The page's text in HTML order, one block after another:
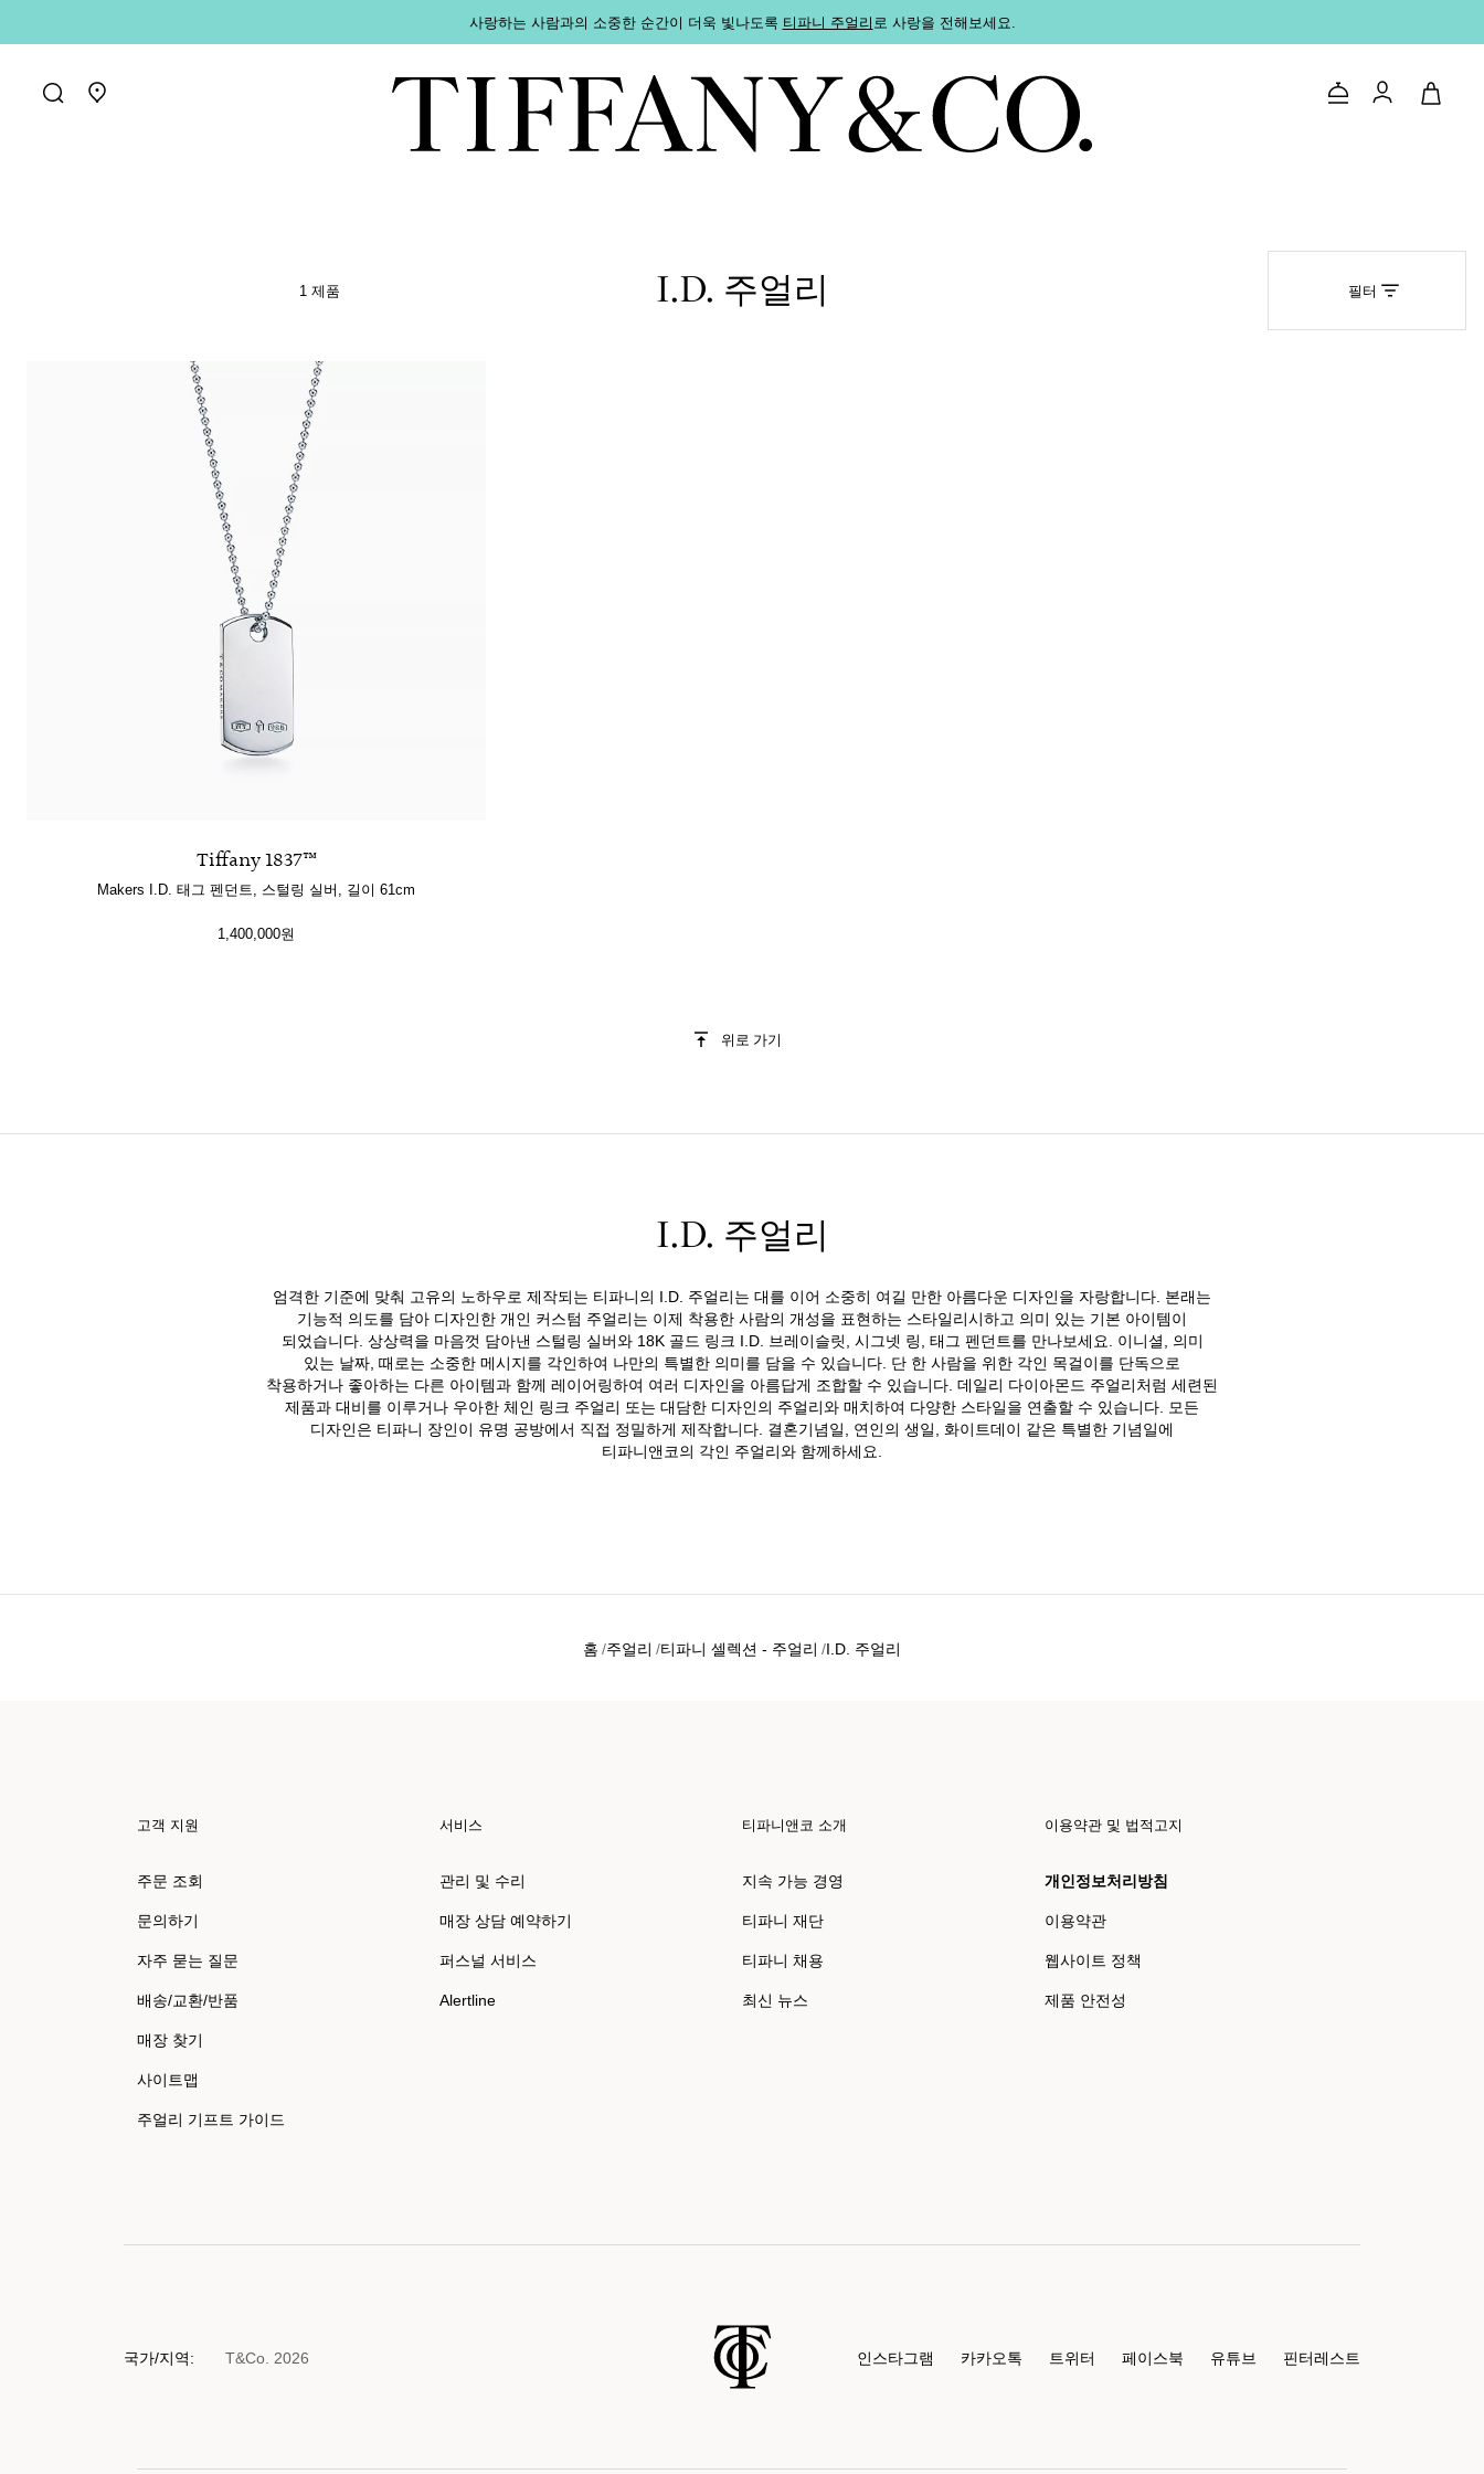
사랑하는 사람과의 소중한 순간이 더욱 빛나도록 티파니 주얼리로 사랑을 전해보세요.
매장 찾기로 가기 문의하기로그인
티파니 식스틴 스톤
티파니 다이아몬드 전문가와의
1 제품 I.D. 주얼리 필터
Tiffany 1837™
Makers I.D. 태그 펜던트, 스털링 실버, 길이 61cm
1,400,000원
위로 가기
I.D. 주얼리
엄격한 기준에 맞춰 고유의 노하우로 제작되는 티파니의 I.D. 주얼리는 대를 이어 소중히 여길 만한 아름다운 디자인을 자랑합니다. 본래는
기능적 의도를 담아 디자인한 개인 커스텀 주얼리는 이제 착용한 사람의 개성을 표현하는 스타일리시하고 의미 있는 기본 아이템이
되었습니다. 상상력을 마음껏 담아낸 스털링 실버와 18K 골드 링크 I.D. 브레이슬릿, 시그넷 링, 태그 펜던트를 만나보세요. 이니셜, 의미
있는 날짜, 때로는 소중한 메시지를 각인하여 나만의 특별한 의미를 담을 수 있습니다. 단 한 사람을 위한 각인 목걸이를 단독으로
착용하거나 좋아하는 다른 아이템과 함께 레이어링하여 여러 디자인을 아름답게 조합할 수 있습니다. 데일리 다이아몬드 주얼리처럼 세련된
제품과 대비를 이루거나 우아한 체인 링크 주얼리 또는 대담한 디자인의 주얼리와 매치하여 다양한 스타일을 연출할 수 있습니다. 모든
디자인은 티파니 장인이 유명 공방에서 직접 정밀하게 제작합니다. 결혼기념일, 연인의 생일, 화이트데이 같은 특별한 기념일에
티파니앤코의 각인 주얼리와 함께하세요.
홈 주얼리 티파니 셀렉션 - 주얼리 I.D. 주얼리
고객 지원
주문 조회
문의하기
자주 묻는 질문
배송/교환/반품
매장 찾기
사이트맵
주얼리 기프트 가이드
서비스
관리 및 수리
매장 상담 예약하기
퍼스널 서비스
Alertline
티파니앤코 소개
지속 가능 경영
티파니 재단
티파니 채용
최신 뉴스
이용약관 및 법적고지
개인정보처리방침
이용약관
웹사이트 정책
제품 안전성
T&Co. 2026
국가/지역: 인스타그램 카카오톡 트위터 페이스북 유튜브 핀터레스트